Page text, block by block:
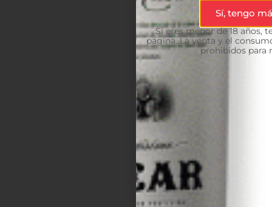
Sí, tengo
Si eres menor de 18 años,
página. La venta y el
prohibidos para